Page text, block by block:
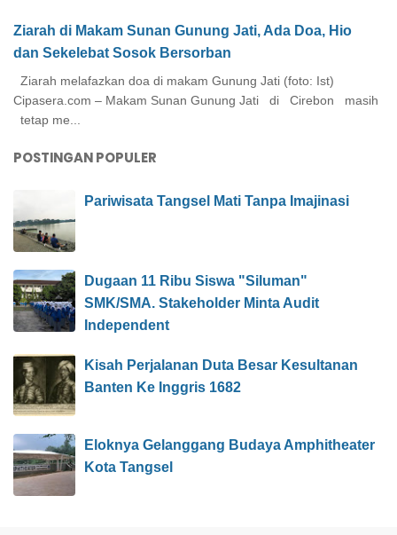
Ziarah di Makam Sunan Gunung Jati, Ada Doa, Hio
dan Sekelebat Sosok Bersorban
Ziarah melafazkan doa di makam Gunung Jati (foto: Ist)
Cipasera.com – Makam Sunan Gunung Jati di Cirebon masih
tetap me...
POSTINGAN POPULER
Pariwisata Tangsel Mati Tanpa Imajinasi
Dugaan 11 Ribu Siswa "Siluman"
SMK/SMA. Stakeholder Minta Audit
Independent
Kisah Perjalanan Duta Besar Kesultanan
Banten Ke Inggris 1682
Eloknya Gelanggang Budaya Amphitheater
Kota Tangsel